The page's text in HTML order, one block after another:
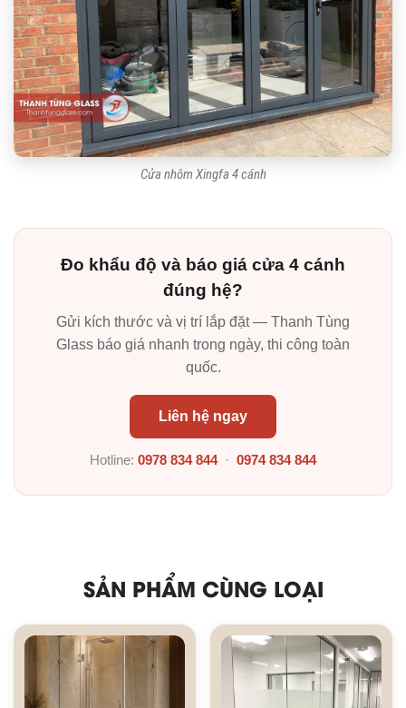
Cửa nhôm Xingfa 4 cánh
Đo khẩu độ và báo giá cửa 4 cánh
đúng hệ?
Gửi kích thước và vị trí lắp đặt — Thanh Tùng
Glass báo giá nhanh trong ngày, thi công toàn
quốc.
Liên hệ ngay
Hotline: 0978 834 844· 0974 834 844
SẢN PHẨM CÙNG LOẠI